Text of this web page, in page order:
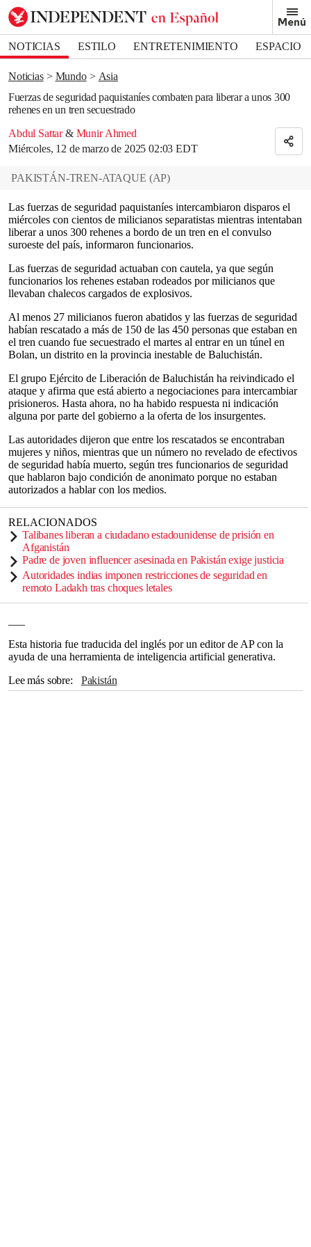
Menú
NOTICIAS ESTILO ENTRETENIMIENTO
ESPACIO
DEPORTES
Noticias Mundo
Asia
Fuerzas de seguridad paquistaníes combaten para liberar a unos 300
rehenes en un tren secuestrado
Abdul Sattar & Munir Ahmed
Miércoles, 12 de marzo de 2025 02:03 EDT
Bookmark popover
Removed from bookmarks
Close popover
PAKISTÁN-TREN-ATAQUE (AP)
Las fuerzas de seguridad paquistaníes intercambiaron disparos el
miércoles con cientos de milicianos separatistas mientras intentaban
liberar a unos 300 rehenes a bordo de un tren en el convulso
suroeste del país, informaron funcionarios.
Las fuerzas de seguridad actuaban con cautela, ya que según
funcionarios los rehenes estaban rodeados por milicianos que
llevaban chalecos cargados de explosivos.
Al menos 27 milicianos fueron abatidos y las fuerzas de seguridad
habían rescatado a más de 150 de las 450 personas que estaban en
el tren cuando fue secuestrado el martes al entrar en un túnel en
Bolan, un distrito en la provincia inestable de Baluchistán.
El grupo Ejército de Liberación de Baluchistán ha reivindicado el
ataque y afirma que está abierto a negociaciones para intercambiar
prisioneros. Hasta ahora, no ha habido respuesta ni indicación
alguna por parte del gobierno a la oferta de los insurgentes.
Las autoridades dijeron que entre los rescatados se encontraban
mujeres y niños, mientras que un número no revelado de efectivos
de seguridad había muerto, según tres funcionarios de seguridad
que hablaron bajo condición de anonimato porque no estaban
autorizados a hablar con los medios.
RELACIONADOS
Talibanes liberan a ciudadano estadounidense de prisión en
Afganistán
Padre de joven influencer asesinada en Pakistán exige justicia
Autoridades indias imponen restricciones de seguridad en
remoto Ladakh tras choques letales
Esta historia fue traducida del inglés por un editor de AP con la
ayuda de una herramienta de inteligencia artificial generativa.
Lee más sobre
Pakistán